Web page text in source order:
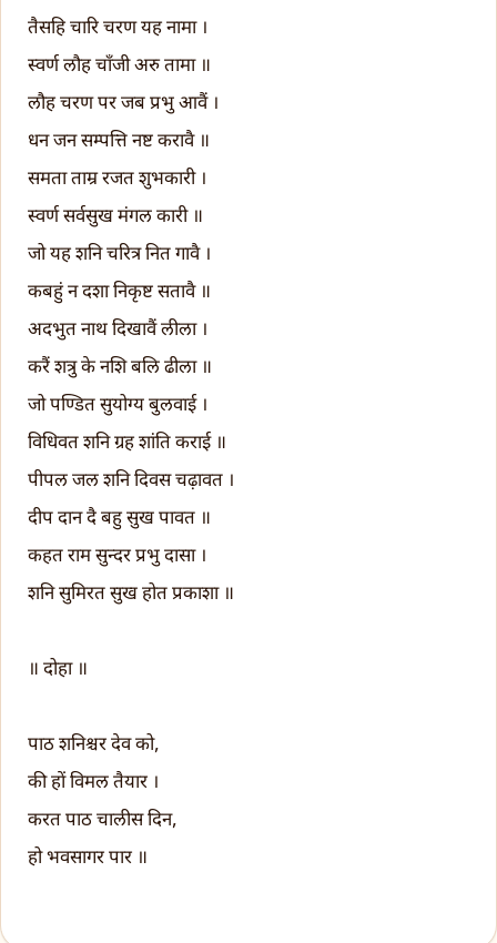
तैसहि चारि चरण यह नामा ।
स्वर्ण लौह चाँजी अरु तामा ॥
लौह चरण पर जब प्रभु आवैं ।
धन जन सम्पत्ति नष्ट करावै ॥
समता ताम्र रजत शुभकारी ।
स्वर्ण सर्वसुख मंगल कारी ॥
जो यह शनि चरित्र नित गावै ।
कबहुं न दशा निकृष्ट सतावै ॥
अदभुत नाथ दिखावैं लीला ।
करैं शत्रु के नशि बलि ढीला ॥
जो पण्डित सुयोग्य बुलवाई ।
विधिवत शनि ग्रह शांति कराई ॥
पीपल जल शनि दिवस चढ़ावत ।
दीप दान दै बहु सुख पावत ॥
कहत राम सुन्दर प्रभु दासा ।
शनि सुमिरत सुख होत प्रकाशा ॥
॥ दोहा ॥
पाठ शनिश्चर देव को,
की हों विमल तैयार ।
करत पाठ चालीस दिन,
हो भवसागर पार ॥